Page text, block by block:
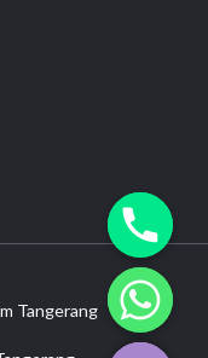
Tangerang
HIDE
CHATY